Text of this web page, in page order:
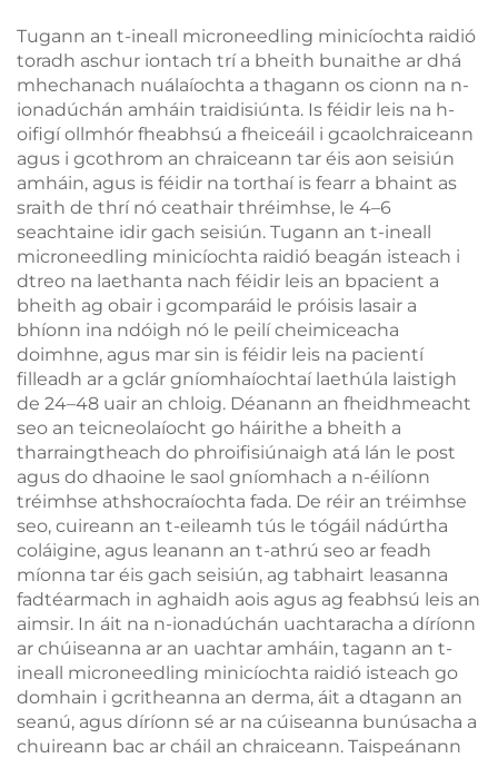
(EMS)
Tugann an t-ineall microneedling minicíochta raidió
toradh aschur iontach trí a bheith bunaithe ar dhá
mhechanach nuálaíochta a thagann os cionn na n-
ionadúchán amháin traidisiúnta. Is féidir leis na h-
oifigí ollmhór fheabhsú a fheiceáil i gcaolchraiceann
agus i gcothrom an chraiceann tar éis aon seisiún
amháin, agus is féidir na torthaí is fearr a bhaint as
sraith de thrí nó ceathair thréimhse, le 4–6
seachtaine idir gach seisiún. Tugann an t-ineall
microneedling minicíochta raidió beagán isteach i
dtreo na laethanta nach féidir leis an bpacient a
bheith ag obair i gcomparáid le próisis lasair a
bhíonn ina ndóigh nó le peilí cheimiceacha
doimhne, agus mar sin is féidir leis na pacientí
filleadh ar a gclár gníomhaíochtaí laethúla laistigh
de 24–48 uair an chloig. Déanann an fheidhmeacht
seo an teicneolaíocht go háirithe a bheith a
tharraingtheach do phroifisiúnaigh atá lán le post
agus do dhaoine le saol gníomhach a n-éilíonn
tréimhse athshocraíochta fada. De réir an tréimhse
seo, cuireann an t-eileamh tús le tógáil nádúrtha
coláigine, agus leanann an t-athrú seo ar feadh
míonna tar éis gach seisiún, ag tabhairt leasanna
fadtéarmach in aghaidh aois agus ag feabhsú leis an
aimsir. In áit na n-ionadúchán uachtaracha a díríonn
ar chúiseanna ar an uachtar amháin, tagann an t-
ineall microneedling minicíochta raidió isteach go
domhain i gcritheanna an derma, áit a dtagann an
seanú, agus díríonn sé ar na cúiseanna bunúsacha a
chuireann bac ar cháil an chraiceann. Taispeánann